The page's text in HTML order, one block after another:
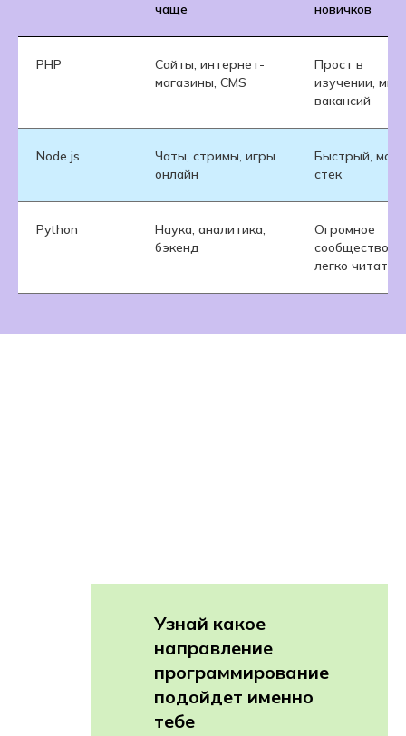
чаще
новичков
PHP
Сайты, интернет-
магазины, CMS
Прост в
изучении,
вакансий
Node.js
Чаты, стримы, игры
онлайн
Быстрый,
стек
Python
Наука, аналитика,
бэкенд
Огромное
сообщество,
легко читать
Узнай какое
направление
программирование
подойдет именно
тебе